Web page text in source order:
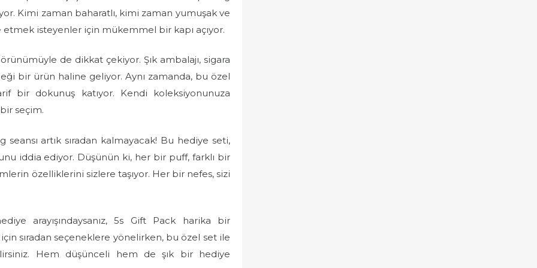
Kimi zaman baharatlı, kimi zaman yumuşak ve
isteyenler için mükemmel bir kapı açıyor.
de dikkat çekiyor. Şık ambalajı, sigara
bir ürün haline geliyor. Aynı zamanda, bu özel
bir dokunuş katıyor. Kendi koleksiyonunuza
seçim.
artık sıradan kalmayacak! Bu hediye seti,
iddia ediyor. Düşünün ki, her bir puff, farklı bir
özelliklerini sizlere taşıyor. Her bir nefes, sizi
arayışındaysanız, 5s Gift Pack harika bir
sıradan seçeneklere yönelirken, bu özel set ile
Hem düşünceli hem de şık bir hediye